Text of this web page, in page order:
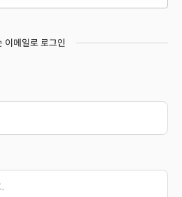
이메일로 로그인